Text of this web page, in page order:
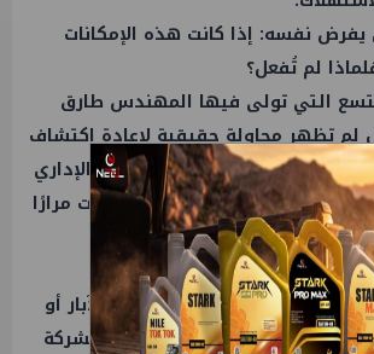
نفسه: إذا كانت هذه الإمكانات
لم تُفعل؟
التي تولى فيها المهندس طارق
لم تظهر محاولة حقيقية لإعادة اكتشاف
أو تحريرها من قيود الروتين الإداري
رغم أن التجارب العملية أثبتت مرارًا
البترول، بل ينقصها فقط
إطلاق طاقتها الكامنة.
الحقيقية ليست في زيادة عدد الآبار أو
فقط، بل في إعادة تأسيس الشركة